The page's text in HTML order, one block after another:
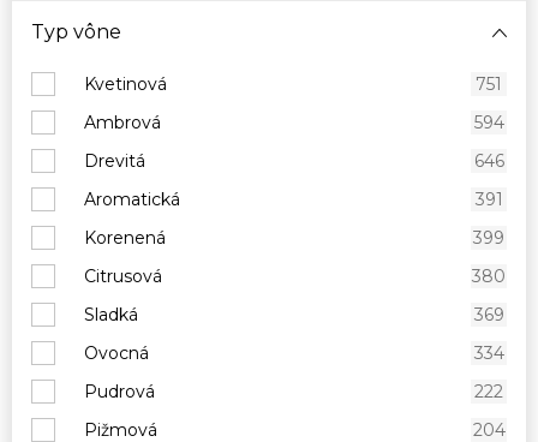
Typ vône
Kvetinová
751
Ambrová
594
Drevitá
646
Aromatická
391
Korenená
399
Citrusová
380
Sladká
369
Ovocná
334
Pudrová
222
Pižmová
204